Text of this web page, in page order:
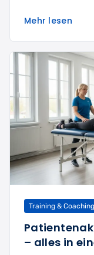
Mehr lesen
Training & Coaching
– alles in